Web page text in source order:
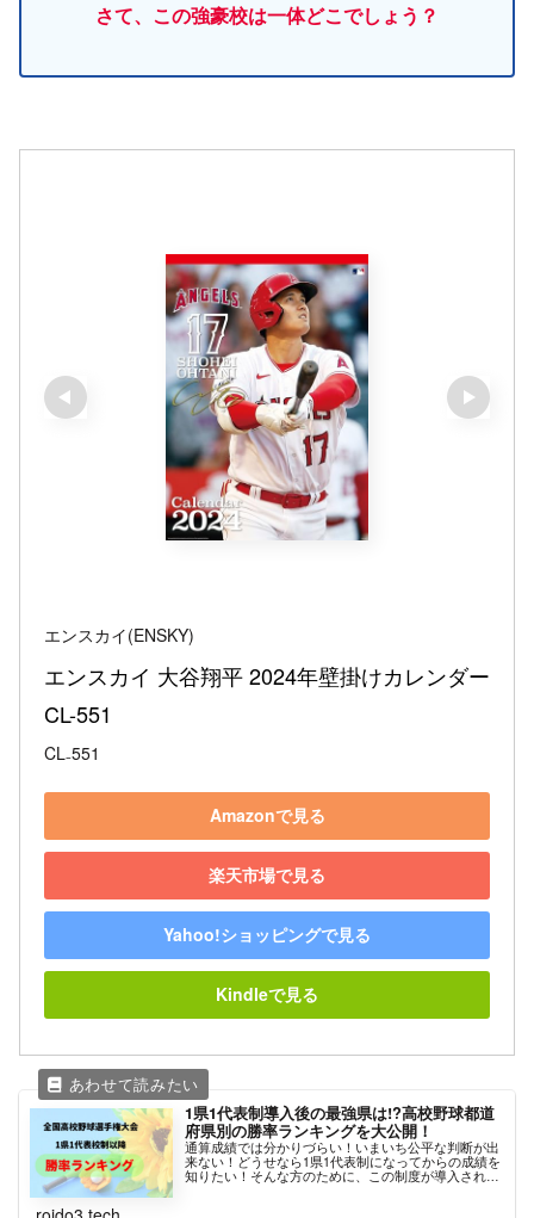
さて、この強豪校は一体どこでしょう？
エンスカイ(ENSKY)
エンスカイ 大谷翔平 2024年壁掛けカレンダー
CL-551
CL₋551
Amazonで見る
楽天市場で見る
Yahoo!ショッピングで見る
Kindleで見る
1県1代表制導入後の最強県は!?高校野球都道
府県別の勝率ランキングを大公開！
通算成績では分かりづらい！いまいち公平な判断が出
来ない！どうせなら1県1代表制になってからの成績を
知りたい！そんな方のために、この制度が導入された